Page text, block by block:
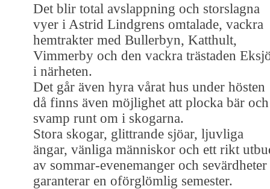
Det blir total avslappning och storslagna
vyer i Astrid Lindgrens omtalade, vackra
hemtrakter med Bullerbyn, Katthult,
Vimmerby och den vackra trästaden
i närheten.
Det går även hyra vårat hus under hösten
då finns även möjlighet att plocka bär och
svamp runt om i skogarna.
Stora skogar, glittrande sjöar, ljuvliga
ängar, vänliga människor och ett rikt
av sommar-evenemanger och sevärdheter
garanterar en oförglömlig semester.